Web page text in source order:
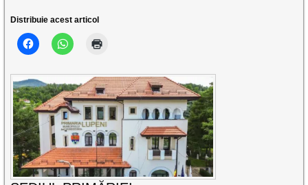
Distribuie acest articol